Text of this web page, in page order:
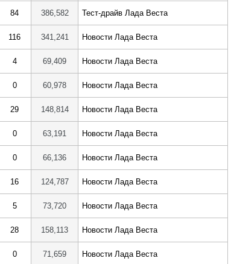
84 386,582 Тест-драйв Лада Веста
116 341,241 Новости Лада Веста
4 69,409 Новости Лада Веста
0 60,978 Новости Лада Веста
29 148,814 Новости Лада Веста
0 63,191 Новости Лада Веста
0 66,136 Новости Лада Веста
16 124,787 Новости Лада Веста
5 73,720 Новости Лада Веста
28 158,113 Новости Лада Веста
0 71,659 Новости Лада Веста